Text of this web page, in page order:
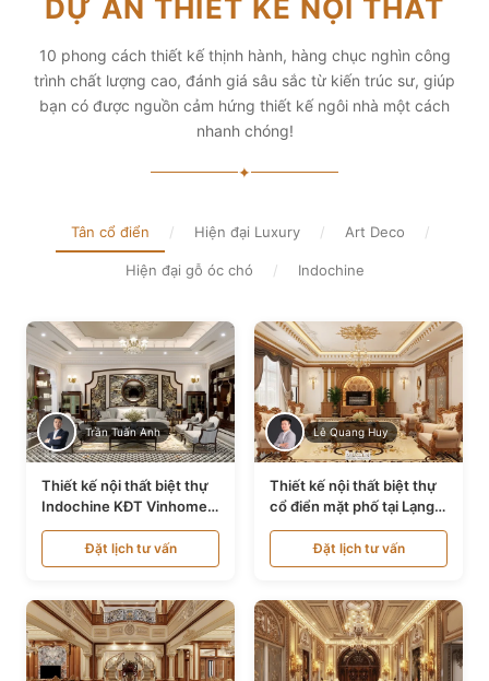
diện tích và thẩm mỹ
Xem chi tiết
DỰ ÁN THIẾT KẾ NỘI THẤT
10 phong cách thiết kế thịnh hành, hàng chục nghìn công
trình chất lượng cao, đánh giá sâu sắc từ kiến trúc sư, giúp
bạn có được nguồn cảm hứng thiết kế ngôi nhà một cách
nhanh chóng!
✦
Tân cổ điển / Hiện đại Luxury / Art Deco /
Hiện đại gỗ óc chó / Indochine
Trần Tuấn Anh
Thiết kế nội thất biệt thự
Indochine KĐT Vinhomes
Ocean Park NT24600
Đặt lịch tư vấn
Lê Quang Huy
Thiết kế nội thất biệt thự
cổ điển mặt phố tại Lạng
Sơn NT24534
Đặt lịch tư vấn